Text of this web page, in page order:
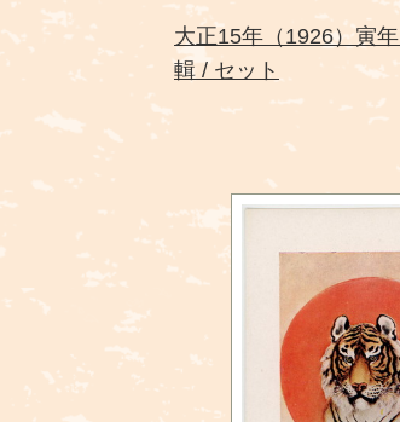
大正15年（1926）寅年
輯
セット